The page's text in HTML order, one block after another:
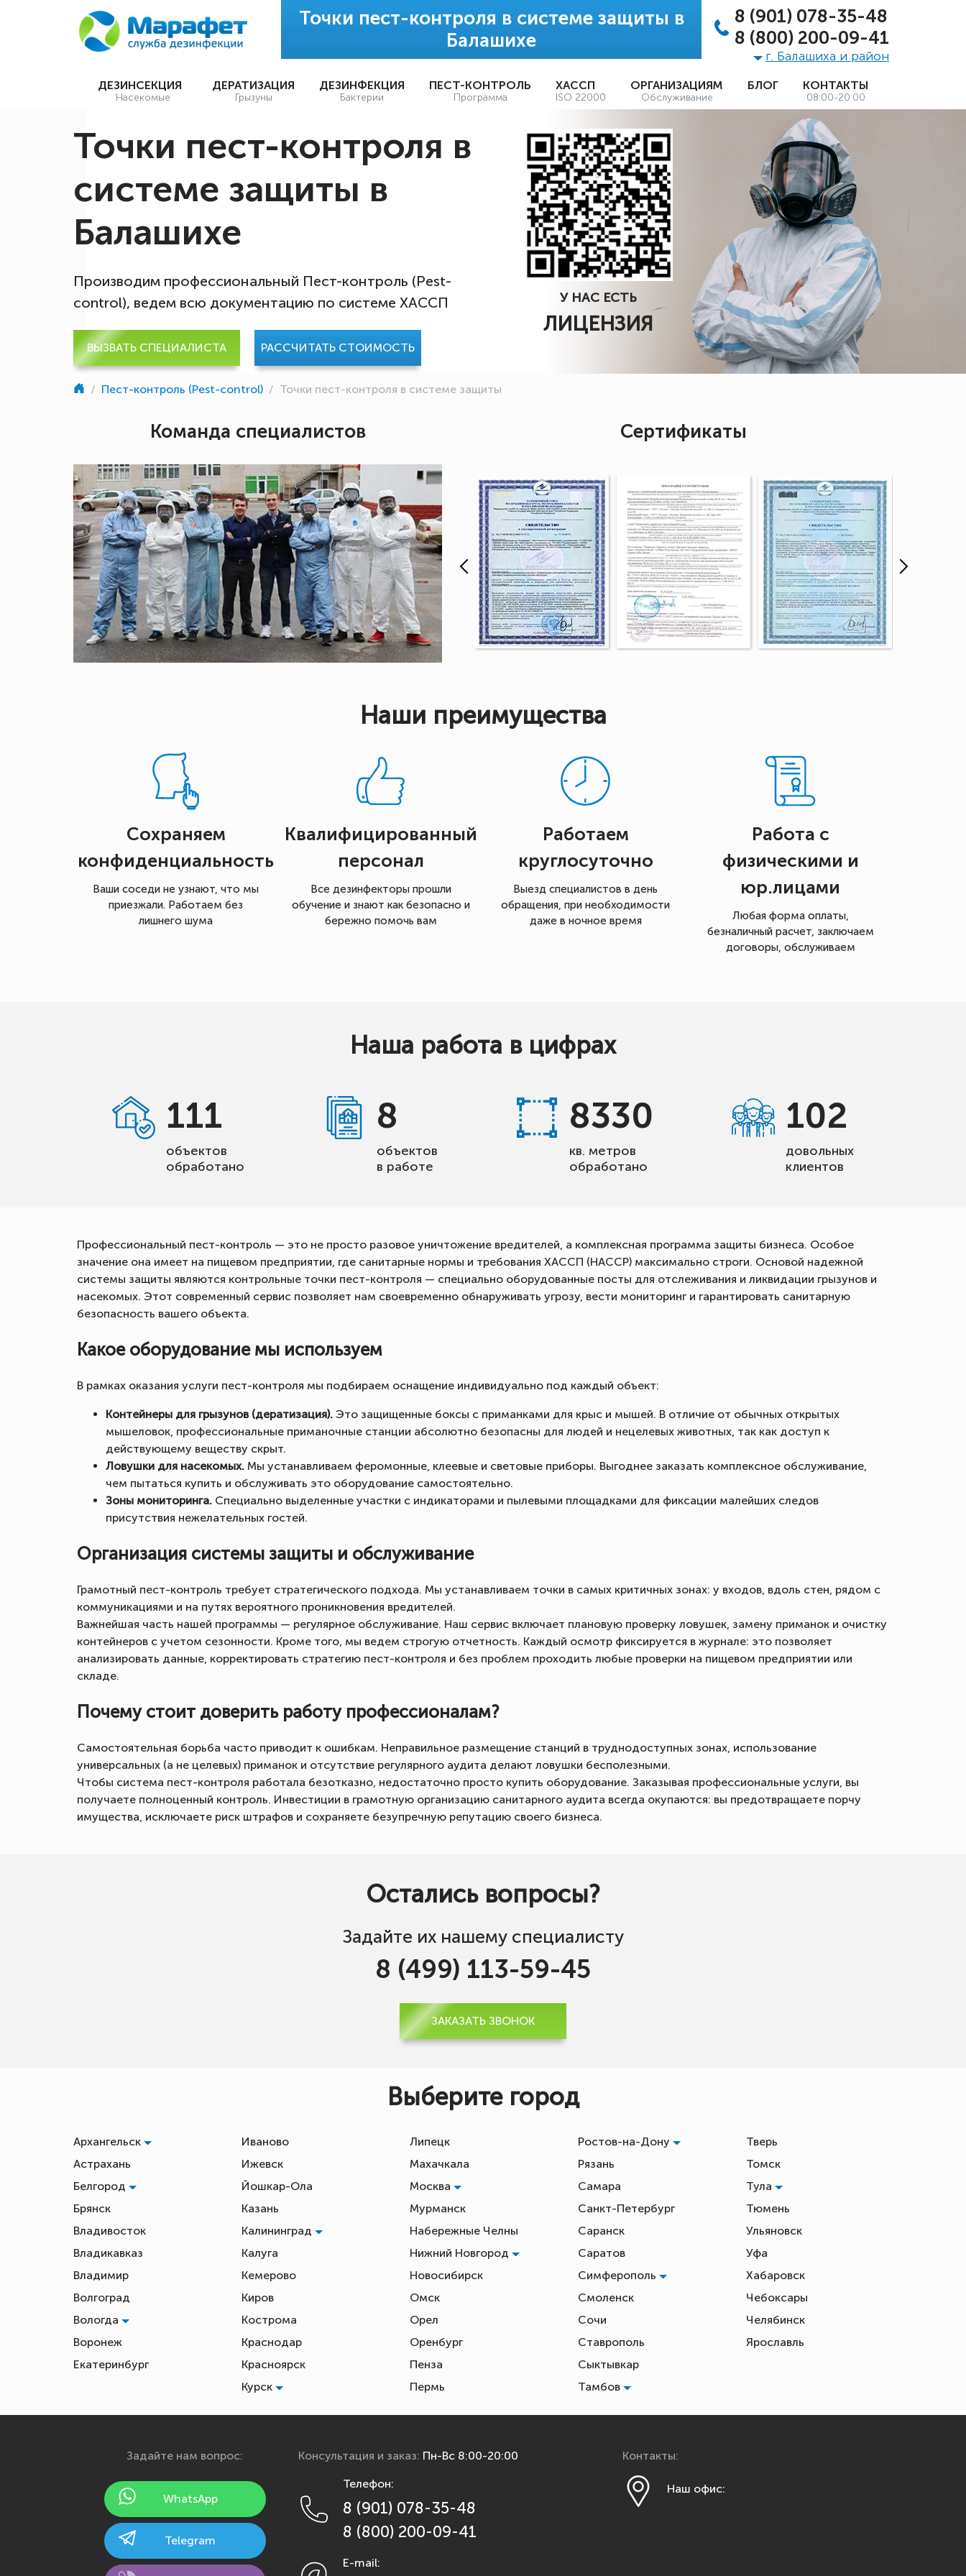
Точки пест-контроля в системе защиты в
Балашихе
8 (901) 078-35-48
8 (800) 200-09-41
г. Балашиха и район
ДЕЗИНСЕКЦИЯ
Насекомые
ДЕРАТИЗАЦИЯ
Грызуны
ДЕЗИНФЕКЦИЯ
Бактерии
ПЕСТ-КОНТРОЛЬ
Программа
ХАССП
ISO 22000
ОРГАНИЗАЦИЯМ
Обслуживание
БЛОГ КОНТАКТЫ
08:00-20:00
Точки пест-контроля в
системе защиты в
Балашихе
Производим профессиональный Пест-контроль (Pest-
control), ведем всю документацию по системе ХАССП
ВЫЗВАТЬ СПЕЦИАЛИСТА РАССЧИТАТЬ СТОИМОСТЬ
У НАС ЕСТЬ
ЛИЦЕНЗИЯ
/ Пест-контроль (Pest-control) / Точки пест-контроля в системе защиты
Команда специалистов Сертификаты
Наши преимущества
Сохраняем
конфиденциальность
Ваши соседи не узнают, что мы
приезжали. Работаем без
лишнего шума
Квалифицированный
персонал
Все дезинфекторы прошли
обучение и знают как безопасно и
бережно помочь вам
Работаем
круглосуточно
Выезд специалистов в день
обращения, при необходимости
даже в ночное время
Работа с
физическими и
юр.лицами
Любая форма оплаты,
безналичный расчет, заключаем
договоры, обслуживаем
Наша работа в цифрах
111
объектов
обработано
8
объектов
в работе
8330
кв. метров
обработано
102
довольных
клиентов
Профессиональный пест-контроль — это не просто разовое уничтожение вредителей, а комплексная программа защиты бизнеса. Особое
значение она имеет на пищевом предприятии, где санитарные нормы и требования ХАССП (HACCP) максимально строги. Основой надежной
системы защиты являются контрольные точки пест-контроля — специально оборудованные посты для отслеживания и ликвидации грызунов и
насекомых. Этот современный сервис позволяет нам своевременно обнаруживать угрозу, вести мониторинг и гарантировать санитарную
безопасность вашего объекта.
Какое оборудование мы используем
В рамках оказания услуги пест-контроля мы подбираем оснащение индивидуально под каждый объект:
Контейнеры для грызунов (дератизация). Это защищенные боксы с приманками для крыс и мышей. В отличие от обычных открытых
мышеловок, профессиональные приманочные станции абсолютно безопасны для людей и нецелевых животных, так как доступ к
действующему веществу скрыт.
Ловушки для насекомых. Мы устанавливаем феромонные, клеевые и световые приборы. Выгоднее заказать комплексное обслуживание,
чем пытаться купить и обслуживать это оборудование самостоятельно.
Зоны мониторинга. Специально выделенные участки с индикаторами и пылевыми площадками для фиксации малейших следов
присутствия нежелательных гостей.
Организация системы защиты и обслуживание
Грамотный пест-контроль требует стратегического подхода. Мы устанавливаем точки в самых критичных зонах: у входов, вдоль стен, рядом с
коммуникациями и на путях вероятного проникновения вредителей.
Важнейшая часть нашей программы — регулярное обслуживание. Наш сервис включает плановую проверку ловушек, замену приманок и очистку
контейнеров с учетом сезонности. Кроме того, мы ведем строгую отчетность. Каждый осмотр фиксируется в журнале: это позволяет
анализировать данные, корректировать стратегию пест-контроля и без проблем проходить любые проверки на пищевом предприятии или
складе.
Почему стоит доверить работу профессионалам?
Самостоятельная борьба часто приводит к ошибкам. Неправильное размещение станций в труднодоступных зонах, использование
универсальных (а не целевых) приманок и отсутствие регулярного аудита делают ловушки бесполезными.
Чтобы система пест-контроля работала безотказно, недостаточно просто купить оборудование. Заказывая профессиональные услуги, вы
получаете полноценный контроль. Инвестиции в грамотную организацию санитарного аудита всегда окупаются: вы предотвращаете порчу
имущества, исключаете риск штрафов и сохраняете безупречную репутацию своего бизнеса.
Остались вопросы?
Задайте их нашему специалисту
8 (499) 113-59-45
ЗАКАЗАТЬ ЗВОНОК
Выберите город
Архангельск
Астрахань
Белгород
Брянск
Владивосток
Владикавказ
Владимир
Волгоград
Вологда
Воронеж
Екатеринбург
Иваново
Ижевск
Йошкар-Ола
Казань
Калининград
Калуга
Кемерово
Киров
Кострома
Краснодар
Красноярск
Курск
Липецк
Махачкала
Москва
Мурманск
Набережные Челны
Нижний Новгород
Новосибирск
Омск
Орел
Оренбург
Пенза
Пермь
Ростов-на-Дону
Рязань
Самара
Санкт-Петербург
Саранск
Саратов
Симферополь
Смоленск
Сочи
Ставрополь
Сыктывкар
Тамбов
Тверь
Томск
Тула
Тюмень
Ульяновск
Уфа
Хабаровск
Чебоксары
Челябинск
Ярославль
Задайте нам вопрос:
WhatsApp
Telegram
Консультация и заказ: Пн-Вс 8:00-20:00
Телефон:
8 (901) 078-35-48
8 (800) 200-09-41
E-mail:
Контакты:
Наш офис: